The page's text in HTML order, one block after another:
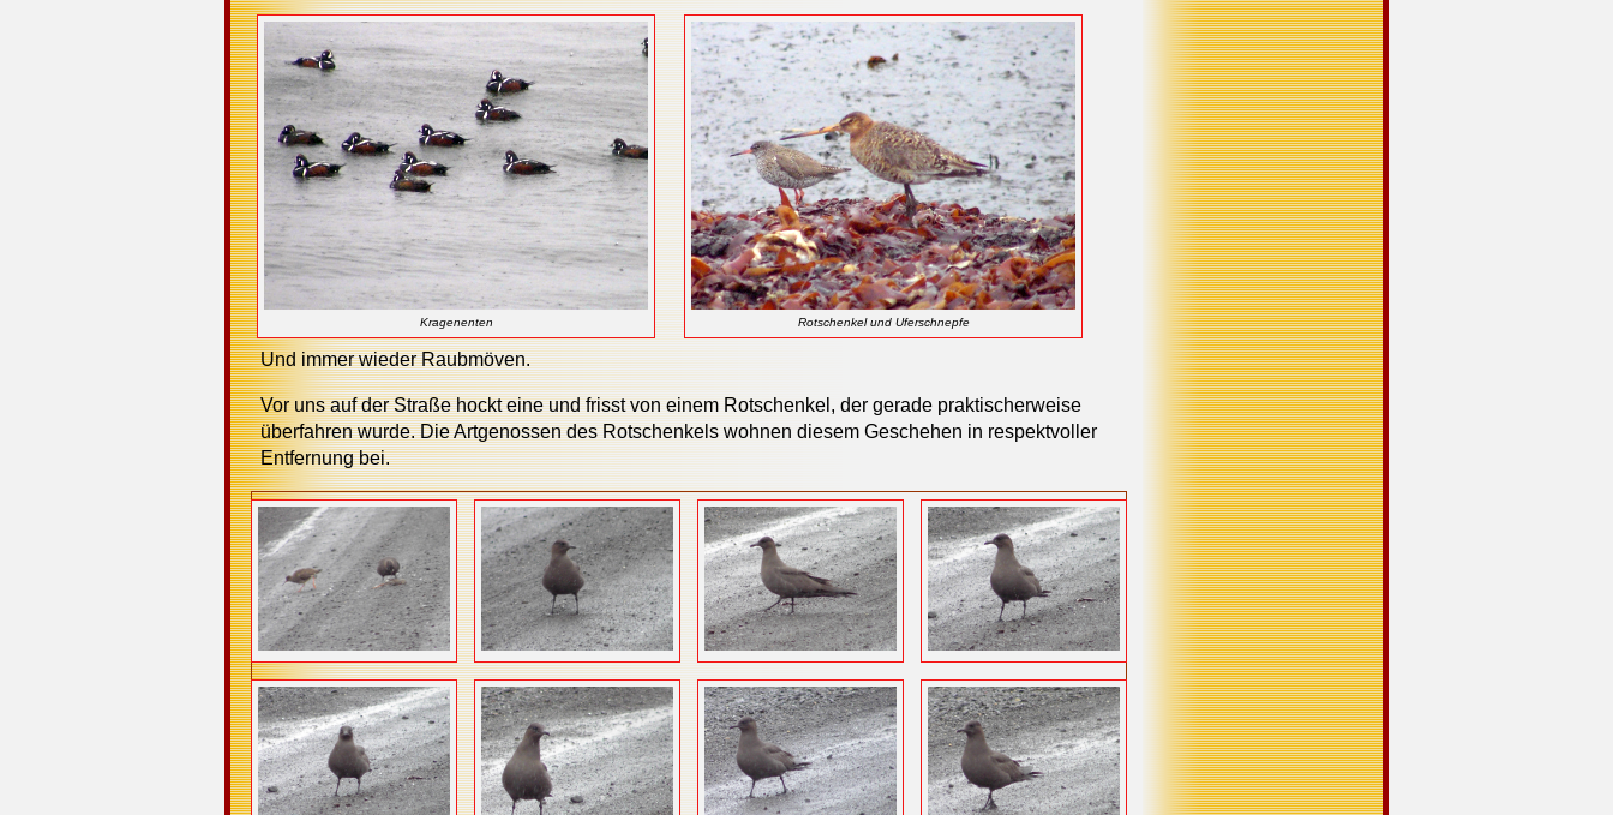
Kragenenten Rotschenkel und Uferschnepfe
Und immer wieder Raubmöven.
Vor uns auf der Straße hockt eine und frisst von einem Rotschenkel, der gerade praktischerweise
überfahren wurde. Die Artgenossen des Rotschenkels wohnen diesem Geschehen in respektvoller
Entfernung bei.